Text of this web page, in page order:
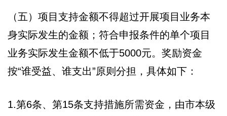
（五）项目支持金额不得超过开展项目业务本
身实际发生的金额；符合申报条件的单个项目
业务实际发生金额不低于5000元。奖励资金
按“谁受益、谁支出”原则分担，具体如下：
1.第6条、第15条支持措施所需资金，由市本级